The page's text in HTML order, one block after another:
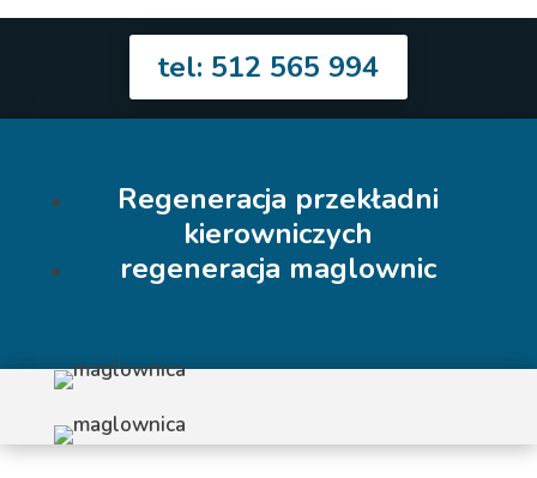
tel: 512 565 994
Regeneracja przekładni
kierowniczych
regeneracja maglownic